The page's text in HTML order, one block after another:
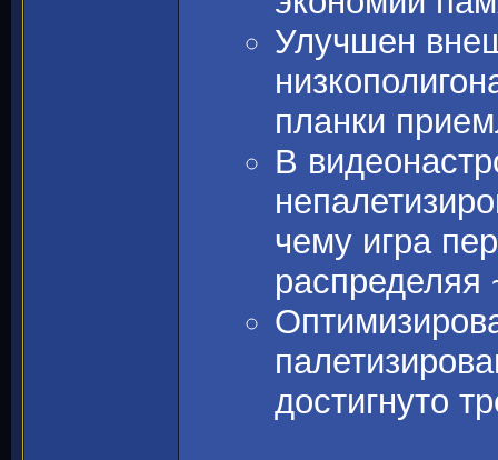
Улучшен
планки
В
чему игра
достигнуто